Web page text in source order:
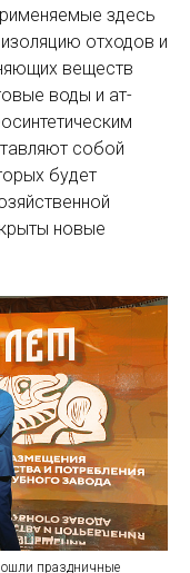
здесь
отходов и
веществ
воды и ат­
собой
будет
новые
праздничные